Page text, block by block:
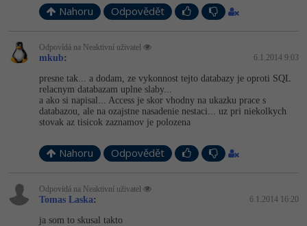
Kryptoměny -25%
Copywriting -30%
MS Office -80%
Google Dokumenty
Time management
Windows
Linux
-80%
Fotografování -80%
Video
Ostatní
Fórum
Nahoru Odpovědět
Odpovídá na Neaktivní uživatel
mkub: 6.1.2014 9:03
presne tak... a dodam, ze vykonnost tejto databazy je oproti SQL
relacnym databazam uplne slaby...
a ako si napisal... Access je skor vhodny na ukazku prace s
databazou, ale na ozajstne nasadenie nestaci... uz pri niekolkych
stovak az tisicok zaznamov je polozena
Nahoru Odpovědět
Odpovídá na Neaktivní uživatel
Tomas Laska: 6.1.2014 16:20
ja som to skusal takto